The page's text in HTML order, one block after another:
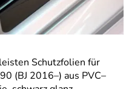
Schutzfolien für
(BJ 2016–) aus PVC–